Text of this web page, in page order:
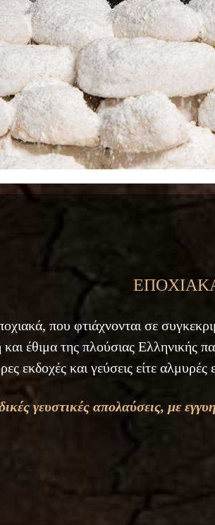
που φτιάχνονται σε
έθιμα της πλούσιας Ελληνικής
εκδοχές και γεύσεις είτε
γευστικές απολαύσεις, με